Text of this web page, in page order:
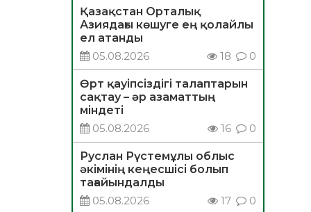
Қазақстан Орталық
Азиядағы көшуге ең қолайлы
ел атанды
05.08.2026
18 0
Өрт қауіпсіздігі талаптарын
сақтау – әр азаматтың
міндеті
05.08.2026
16 0
Руслан Рүстемұлы облыс
әкімінің кеңесшісі болып
тағайындалды
05.08.2026
17 0